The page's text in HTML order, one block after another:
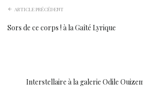
ARTICLE PRÉCÉDENT
Sors de ce corps ! à la Gaîté Lyrique
Interstellaire à la galerie Odile